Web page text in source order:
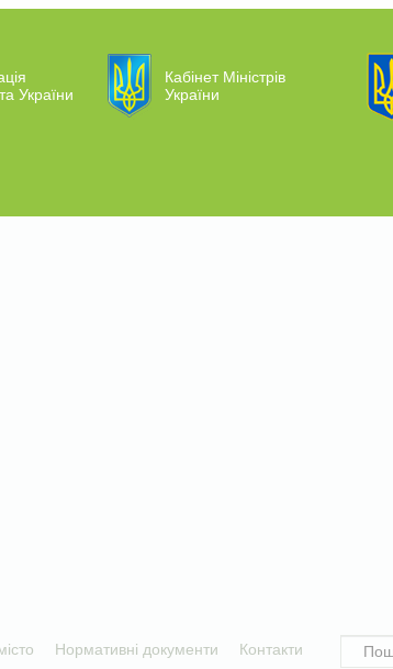
України
Кабінет Міністрів
України
Нормативні документи Контакти